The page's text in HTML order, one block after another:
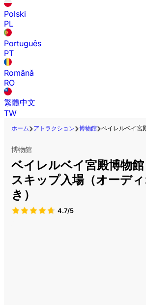
Polski
PL
Português
PT
Română
RO
繁體中文
TW
ホーム アトラクション 博物館 ベイレルベイ宮
博物館
ベイレルベイ宮殿博物
スキップ入場（オーデ
き）
4.7/5